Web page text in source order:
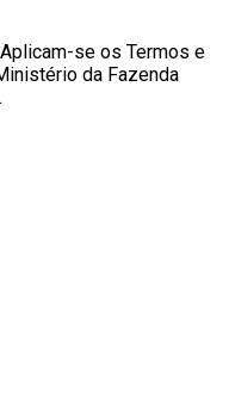
se os Termos e
da Fazenda